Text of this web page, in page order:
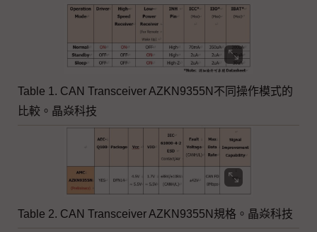
Table 1. CAN Transceiver AZKN9355N不同操作模式的
比較。晶焱科技
Table 2. CAN Transceiver AZKN9355N規格。晶焱科技